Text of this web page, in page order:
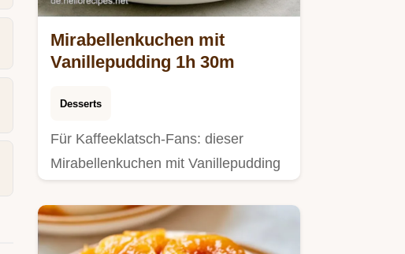
Mirabellenkuchen mit
Vanillepudding 1h 30m
Desserts
Für Kaffeeklatsch-Fans: dieser
Mirabellenkuchen mit Vanillepudding